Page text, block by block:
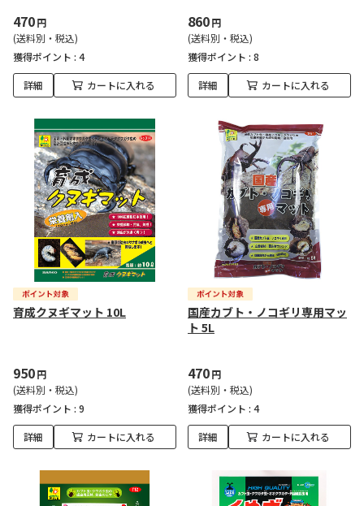
470円
(送料別・税込)
獲得ポイント : 4
詳細 カートに入れる
860円
(送料別・税込)
獲得ポイント : 8
詳細 カートに入れる
育成クヌギマット 10L
950円
(送料別・税込)
獲得ポイント : 9
詳細 カートに入れる
国産カブト・ノコギリ専用マッ
ト 5L
470円
(送料別・税込)
獲得ポイント : 4
詳細 カートに入れる